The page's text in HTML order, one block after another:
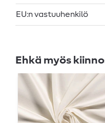
EU:n vastuuhenkilö
Ehkä myös